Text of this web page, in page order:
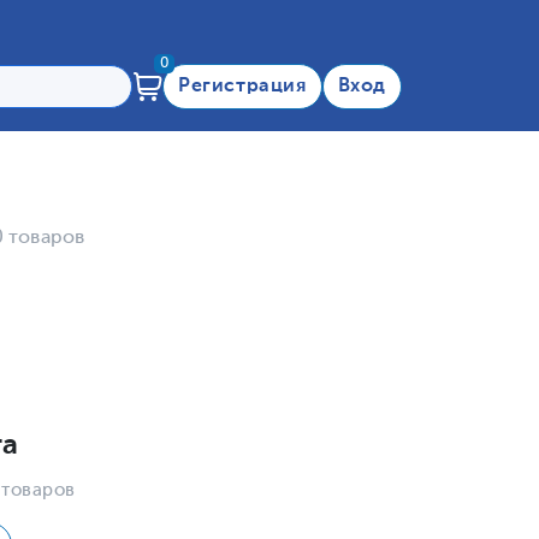
0
Регистрация Вход
товаров